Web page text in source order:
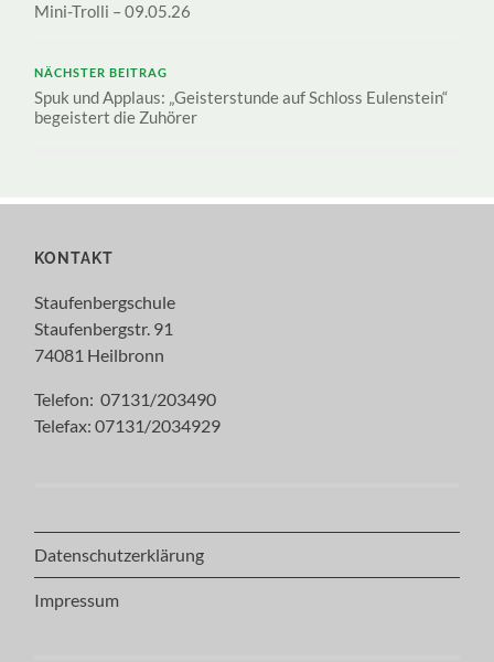
Mini-Trolli – 09.05.26
NÄCHSTER BEITRAG
Spuk und Applaus: „Geisterstunde auf Schloss Eulenstein“
begeistert die Zuhörer
KONTAKT
Staufenbergschule
Staufenbergstr. 91
74081 Heilbronn
Telefon: 07131/203490
Telefax: 07131/2034929
Datenschutzerklärung
Impressum